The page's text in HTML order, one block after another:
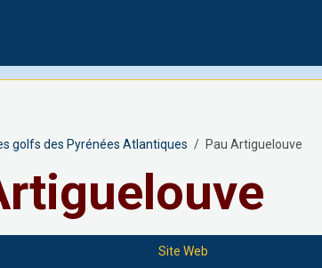
golfs des Pyrénées Atlantiques Pau Artiguelouve
Site Web